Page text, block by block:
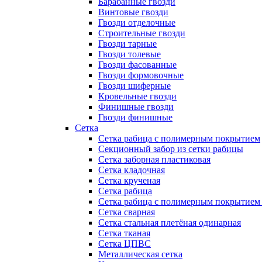
Винтовые гвозди
Гвозди отделочные
Строительные гвозди
Гвозди тарные
Гвозди толевые
Гвозди фасованные
Гвозди формовочные
Гвозди шиферные
Кровельные гвозди
Финишные гвозди
Гвозди финишные
Сетка
Сетка рабица с полимерным покрытием
Секционный забор из сетки рабицы
Сетка заборная пластиковая
Сетка кладочная
Сетка крученая
Сетка рабица
Сетка рабица с полимерным покрытием
Сетка сварная
Сетка стальная плетёная одинарная
Сетка тканая
Сетка ЦПВС
Металлическая сетка